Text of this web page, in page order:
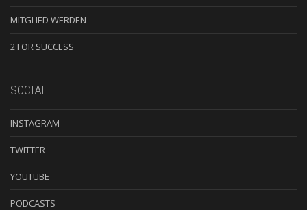
MITGLIED WERDEN
2 FOR SUCCESS
SOCIAL
INSTAGRAM
TWITTER
YOUTUBE
PODCASTS